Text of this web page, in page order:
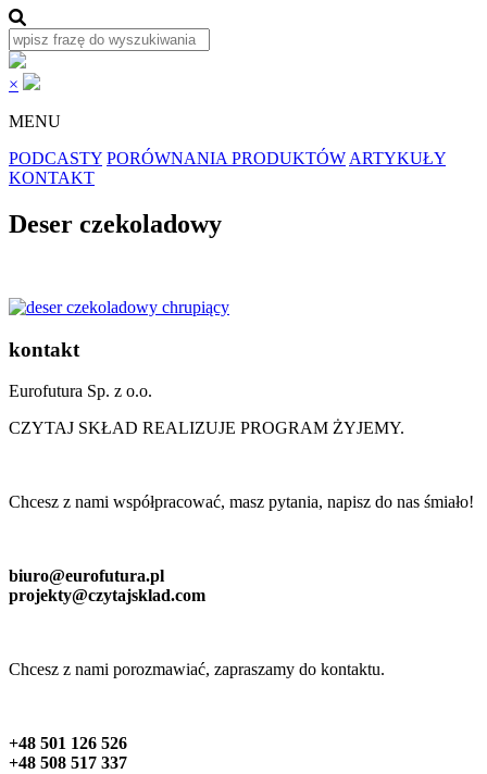
×
MENU
PODCASTY PORÓWNANIA PRODUKTÓW ARTYKUŁY
KONTAKT
Deser czekoladowy
kontakt
Eurofutura Sp. z o.o.
CZYTAJ SKŁAD REALIZUJE PROGRAM ŻYJEMY.
Chcesz z nami współpracować, masz pytania, napisz do nas śmiało!
biuro@eurofutura.pl
projekty@czytajsklad.com
Chcesz z nami porozmawiać, zapraszamy do kontaktu.
+48 501 126 526
+48 508 517 337